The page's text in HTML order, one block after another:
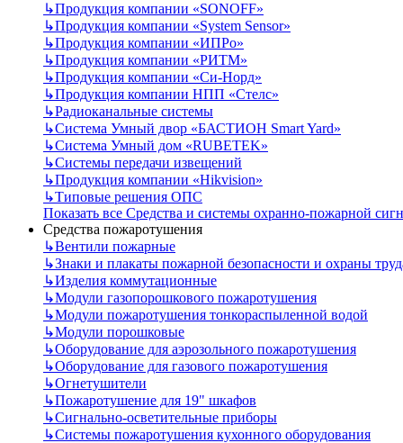
↳Продукция компании «SONOFF»
↳Продукция компании «System Sensor»
↳Продукция компании «ИПРо»
↳Продукция компании «РИТМ»
↳Продукция компании «Си-Норд»
↳Продукция компании НПП «Стелс»
↳Радиоканальные системы
↳Система Умный двор «БАСТИОН Smart Yard»
↳Система Умный дом «RUBETEK»
↳Системы передачи извещений
↳Продукция компании «Hikvision»
↳Типовые решения ОПС
Показать все Средства и системы охранно-пожарной
Средства пожаротушения
↳Вентили пожарные
↳Знаки и плакаты пожарной безопасности и охраны
↳Изделия коммутационные
↳Модули газопорошкового пожаротушения
↳Модули пожаротушения тонкораспыленной водой
↳Модули порошковые
↳Оборудование для аэрозольного пожаротушения
↳Оборудование для газового пожаротушения
↳Огнетушители
↳Пожаротушение для 19" шкафов
↳Сигнально-осветительные приборы
↳Системы пожаротушения кухонного оборудования